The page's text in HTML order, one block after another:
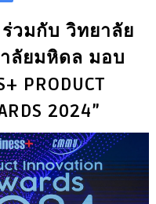
วมกับ วิทยาลัย
ลัยมหิดล มอบ
PRODUCT
2024”